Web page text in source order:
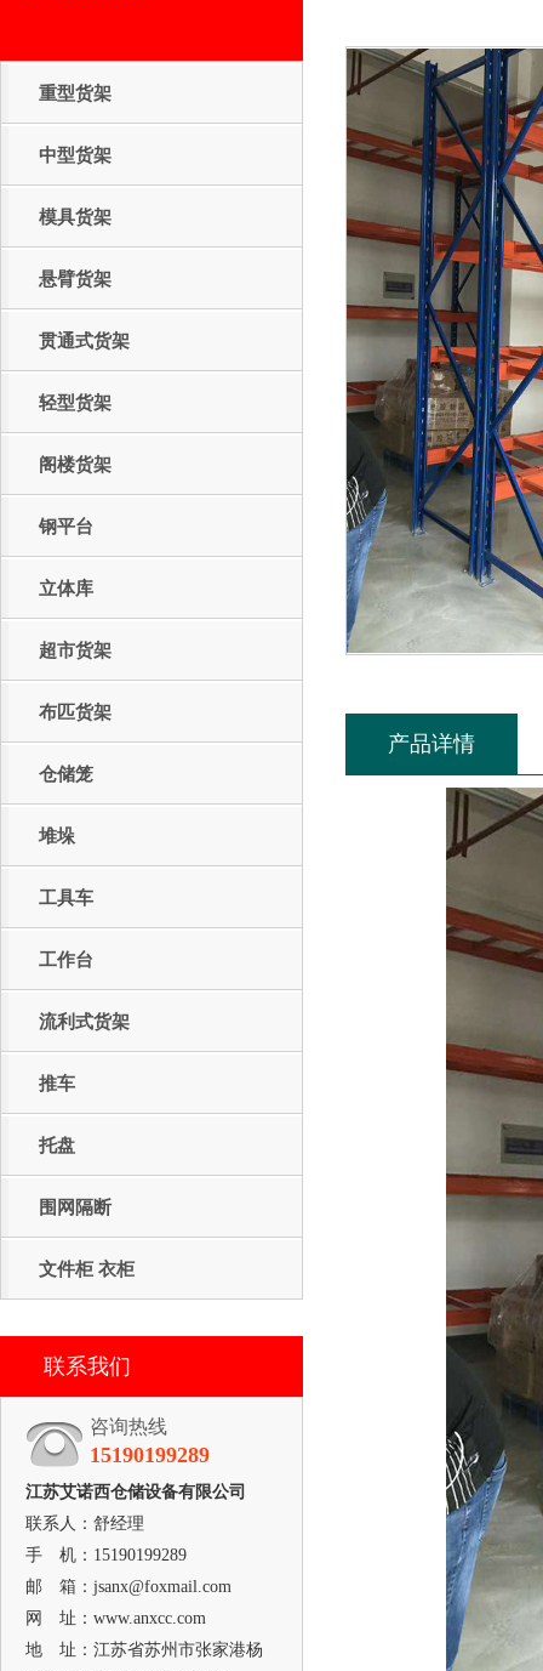
重型货架
中型货架
模具货架
悬臂货架
贯通式货架
轻型货架
阁楼货架
钢平台
立体库
超市货架
布匹货架
仓储笼
堆垛
工具车
工作台
流利式货架
推车
托盘
围网隔断
文件柜 衣柜
联系我们
咨询热线
15190199289
江苏艾诺西仓储设备有限公司
联系人：舒经理
手 机：15190199289
邮 箱：jsanx@foxmail.com
网 址：www.anxcc.com
地 址：江苏省苏州市张家港杨
产品详情